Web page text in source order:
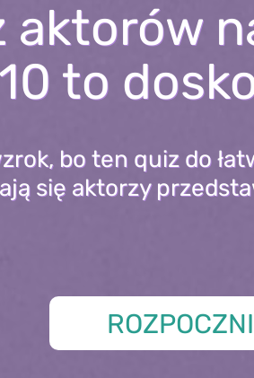
aktorów
to
bo ten quiz do
się aktorzy